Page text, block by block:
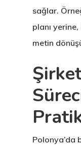
sağlar.
planı
metin
Polonya’da